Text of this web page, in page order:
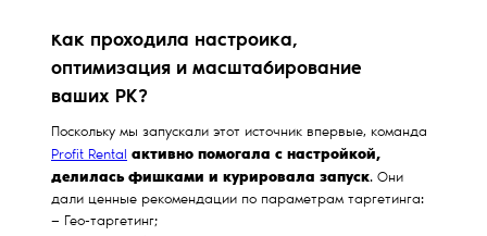
Как проходила настройка,
оптимизация и масштабирование
ваших РК?
Поскольку мы запускали этот источник впервые, команда
Profit Rental активно помогала с настройкой,
делилась фишками и курировала запуск. Они
дали ценные рекомендации по параметрам таргетинга:
— Гео-таргетинг;